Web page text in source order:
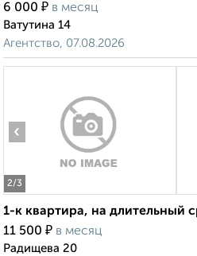
6 000 ₽ в месяц
Ватутина 14
Агентство, 07.08.2026
2/3
‹
1-к квартира, на длительный
11 500 ₽ в месяц
Радищева 20